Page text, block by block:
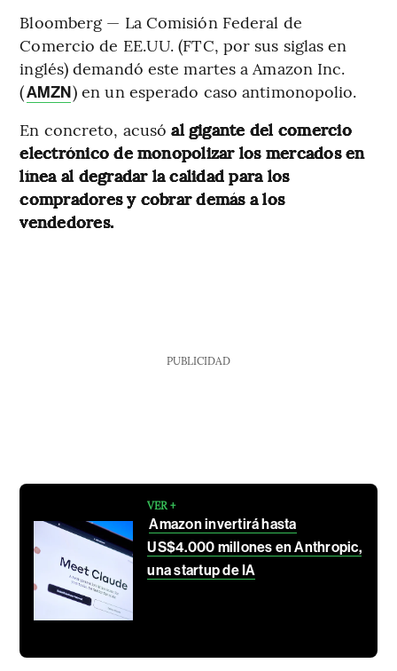
Bloomberg — La Comisión Federal de
Comercio de EE.UU. (FTC, por sus siglas en
inglés) demandó este martes a Amazon Inc.
(AMZN) en un esperado caso antimonopolio.
En concreto, acusóal gigante del comercio
electrónico de monopolizar los mercados en
línea al degradar la calidad para los
compradores y cobrar demás a los
vendedores.
PUBLICIDAD
VER +
Amazon invertirá hasta
US$4.000 millones en Anthropic,
una startup de IA